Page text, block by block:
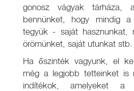
gonosz vágyak tárháza,
bennünket, hogy mindig
tegyük - saját hasznunkat,
örömünket, saját utunkat stb.
Ha őszinték vagyunk, el
még a legjobb tetteinket is
indítékok, amelyeket a